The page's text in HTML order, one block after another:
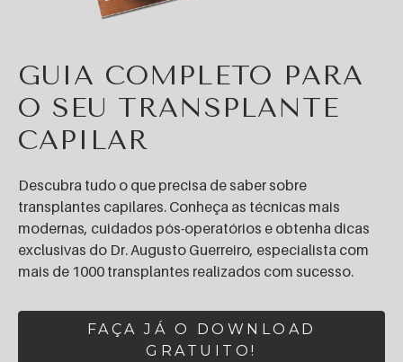
GUIA COMPLETO PARA
O SEU TRANSPLANTE
CAPILAR
Descubra tudo o que precisa de saber sobre
transplantes capilares. Conheça as técnicas mais
modernas, cuidados pós-operatórios e obtenha dicas
exclusivas do Dr. Augusto Guerreiro, especialista com
mais de 1000 transplantes realizados com sucesso.
FAÇA JÁ O DOWNLOAD
GRATUITO!